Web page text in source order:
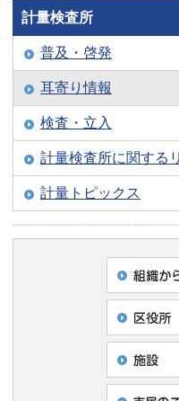
計量検査所
普及・啓発
耳寄り情報
検査・立入
計量検査所に関する
計量トピックス